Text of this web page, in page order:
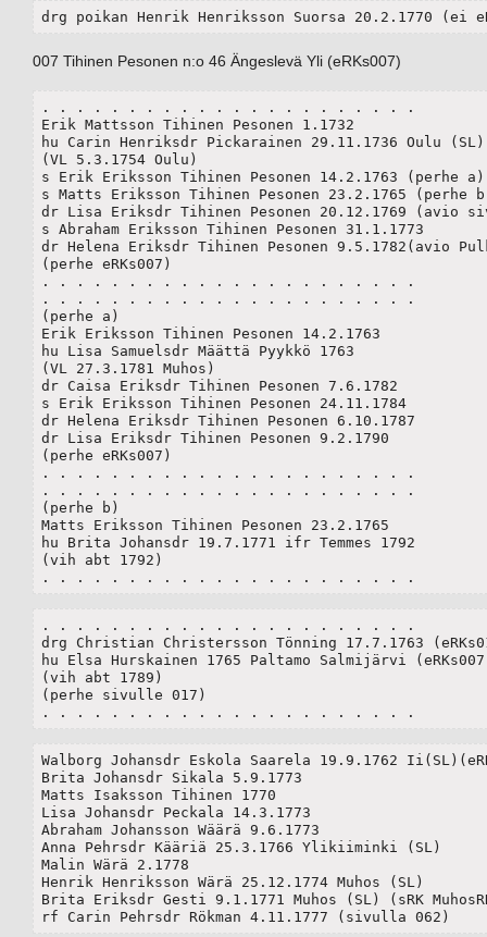
drg poikan Henrik Henriksson Suorsa 20.2.1770 (ei
007 Tihinen Pesonen n:o 46 Ängeslevä Yli (eRKs007)
. . . . . . . . . . . . . . . . . . . . . .
Erik Mattsson Tihinen Pesonen 1.1732
hu Carin Henriksdr Pickarainen 29.11.1736 Oulu (SL)
(VL 5.3.1754 Oulu)
s Erik Eriksson Tihinen Pesonen 14.2.1763 (perhe a)
s Matts Eriksson Tihinen Pesonen 23.2.1765 (perhe
dr Lisa Eriksdr Tihinen Pesonen 20.12.1769 (avio
s Abraham Eriksson Tihinen Pesonen 31.1.1773
dr Helena Eriksdr Tihinen Pesonen 9.5.1782(avio
(perhe eRKs007)
. . . . . . . . . . . . . . . . . . . . . .
. . . . . . . . . . . . . . . . . . . . . .
(perhe a)
Erik Eriksson Tihinen Pesonen 14.2.1763
hu Lisa Samuelsdr Määttä Pyykkö 1763
(VL 27.3.1781 Muhos)
dr Caisa Eriksdr Tihinen Pesonen 7.6.1782
s Erik Eriksson Tihinen Pesonen 24.11.1784
dr Helena Eriksdr Tihinen Pesonen 6.10.1787
dr Lisa Eriksdr Tihinen Pesonen 9.2.1790
(perhe eRKs007)
. . . . . . . . . . . . . . . . . . . . . .
. . . . . . . . . . . . . . . . . . . . . .
(perhe b)
Matts Eriksson Tihinen Pesonen 23.2.1765
hu Brita Johansdr 19.7.1771 ifr Temmes 1792
(vih abt 1792)
. . . . . . . . . . . . . . . . . . . . . .
. . . . . . . . . . . . . . . . . . . . . .
drg Christian Christersson Tönning 17.7.1763
hu Elsa Hurskainen 1765 Paltamo Salmijärvi
(vih abt 1789)
(perhe sivulle 017)
. . . . . . . . . . . . . . . . . . . . . .
Walborg Johansdr Eskola Saarela 19.9.1762
Brita Johansdr Sikala 5.9.1773
Matts Isaksson Tihinen 1770
Lisa Johansdr Peckala 14.3.1773
Abraham Johansson Wäärä 9.6.1773
Anna Pehrsdr Kääriä 25.3.1766 Ylikiiminki (SL)
Malin Wärä 2.1778
Henrik Henriksson Wärä 25.12.1774 Muhos (SL)
Brita Eriksdr Gesti 9.1.1771 Muhos (SL) (sRK
rf Carin Pehrsdr Rökman 4.11.1777 (sivulla 062)